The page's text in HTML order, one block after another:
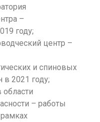
–
году;
центр –
и спиновых
в 2021 году;
– работы